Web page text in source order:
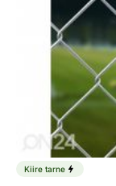
Kiire tarne